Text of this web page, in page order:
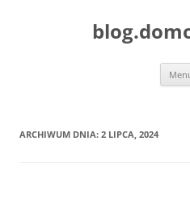
ARCHIWUM DNIA: 2 LIPCA, 2024